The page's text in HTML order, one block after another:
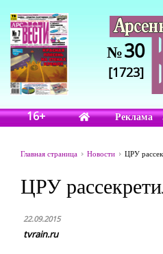
№30
[1723]
16+ Реклама
Главная страница Новости ЦРУ
ЦРУ
22.09.2015
tvrain.ru